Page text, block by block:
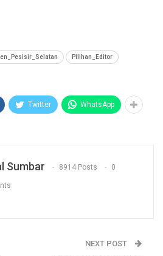
Pilihan_Editor
Twitter WhatsApp
Sumbar 8914 Posts 0
NEXT POST